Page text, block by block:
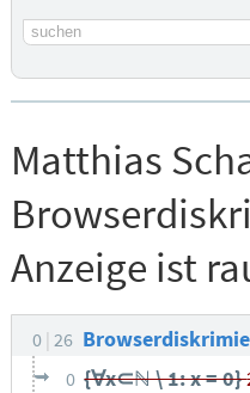
Suchbegriff
Matthias
Anzeige ist
0 26
0 {∀x⊂ℕ \ 1: x = 0}